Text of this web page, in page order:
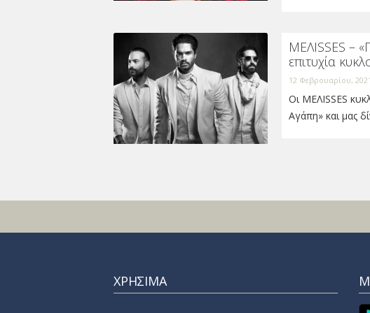
ΜΕΛΙSSES –
επιτυχία
12 Φεβρουαρίου, 2021
Οι MΕΛΙSSES
Αγάπη» και μας
ΧΡΗΣΙΜΑ